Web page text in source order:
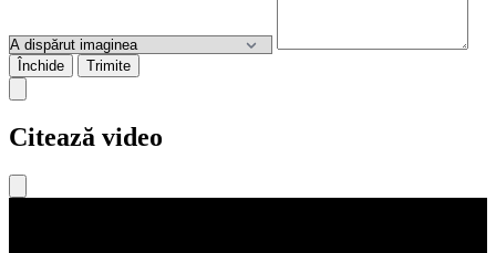
Închide Trimite
Citează video